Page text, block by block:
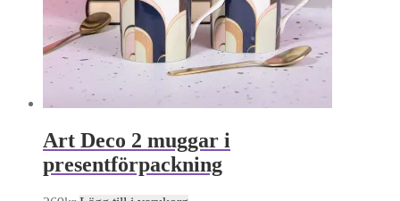
Art Deco 2 muggar i
presentförpackning